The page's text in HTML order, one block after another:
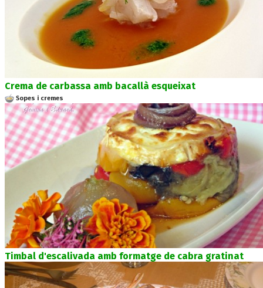
Crema de carbassa amb bacallà esqueixat
Sopes i cremes
Timbal d'escalivada amb formatge de cabra gratinat